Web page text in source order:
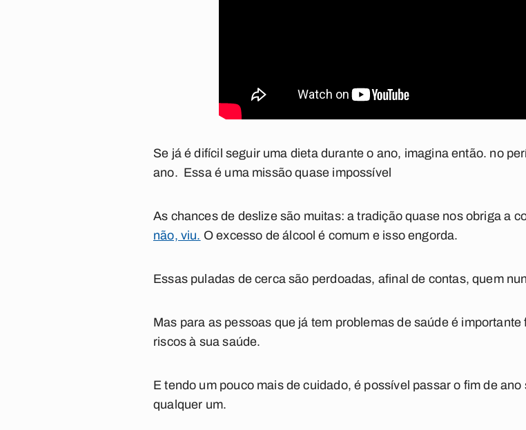
Se já é difícil seguir uma dieta durante o ano, imagina então. no
ano. Essa é uma missão quase impossível
As chances de deslize são muitas: a tradição quase nos obriga a
não, viu. O excesso de álcool é comum e isso engorda.
Essas puladas de cerca são perdoadas, afinal de contas, quem
Mas para as pessoas que já tem problemas de saúde é
riscos à sua saúde.
E tendo um pouco mais de cuidado, é possível passar o fim de
qualquer um.